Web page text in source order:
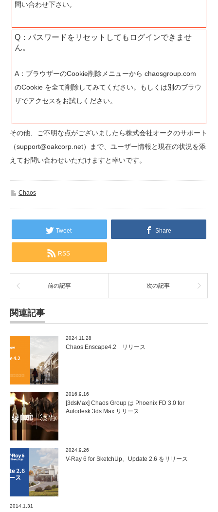
問い合わせ下さい。
Q：パスワードをリセットしてもログインできませ
ん。
A：ブラウザーのCookie削除メニューから chaosgroup.com
のCookie を全て削除してみてください。もしくは別のブラウ
ザでアクセスをお試しください。
その他、ご不明な点がございましたら株式会社オークのサポート
（support@oakcorp.net）まで、ユーザー情報と現在の状況を添
えてお問い合わせいただけますと幸いです。
Chaos
Tweet Share
RSS
前の記事 次の記事
関連記事
2024.11.28
Chaos Enscape4.2 リリース
2016.9.16
[3dsMax] Chaos Group は Phoenix FD 3.0 for
Autodesk 3ds Max リリース
2024.9.26
V-Ray 6 for SketchUp、Update 2.6 をリリース
2014.1.31